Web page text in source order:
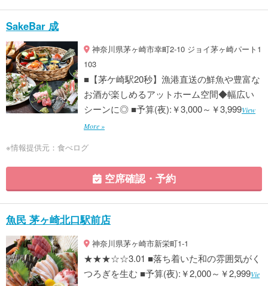
SakeBar 成
神奈川県茅ヶ崎市幸町2-10 ジョイ茅ヶ崎パート1
103
■【茅ケ崎駅20秒】漁港直送の鮮魚や豊富な
お酒が楽しめるアットホーム空間◆幅広い
シーンに◎ ■予算(夜):￥3,000～￥3,999View
More »
※情報提供元：食べログ
空席確認・予約
魚民 茅ヶ崎北口駅前店
神奈川県茅ヶ崎市新栄町1-1
★★★☆☆3.01 ■落ち着いた和の雰囲気がく
つろぎを生む ■予算(夜):￥2,000～￥2,999Vie